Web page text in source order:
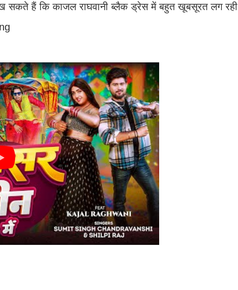
सकते हैं कि काजल राघवानी ब्लैक ड्रेस में बहुत खूबसूरत लग रही